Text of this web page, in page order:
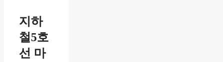
지하
철5호
선 마